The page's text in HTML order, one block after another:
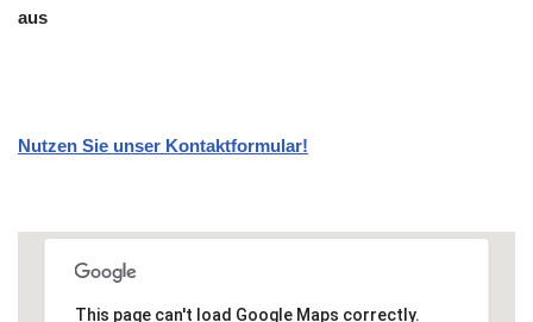
aus
Nutzen Sie unser Kontaktformular!
This page can't load Google Maps correctly.